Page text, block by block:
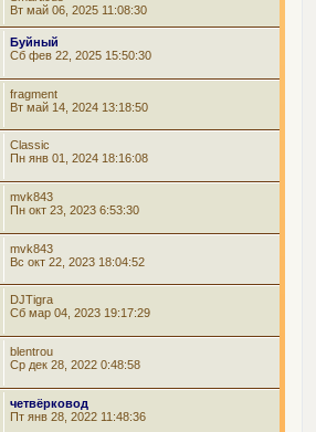
Вт май 06, 2025 11:08:30
Буйный
Сб фев 22, 2025 15:50:30
fragment
Вт май 14, 2024 13:18:50
Classic
Пн янв 01, 2024 18:16:08
mvk843
Пн окт 23, 2023 6:53:30
mvk843
Вс окт 22, 2023 18:04:52
DJTigra
Сб мар 04, 2023 19:17:29
blentrou
Ср дек 28, 2022 0:48:58
четвёрковод
Пт янв 28, 2022 11:48:36